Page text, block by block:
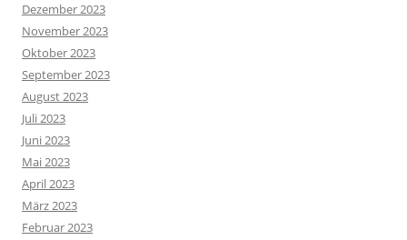
Dezember 2023
November 2023
Oktober 2023
September 2023
August 2023
Juli 2023
Juni 2023
Mai 2023
April 2023
März 2023
Februar 2023